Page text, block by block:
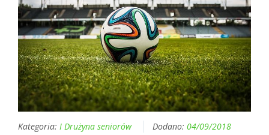
Kategoria: I Drużyna seniorów Dodano: 04/09/2018